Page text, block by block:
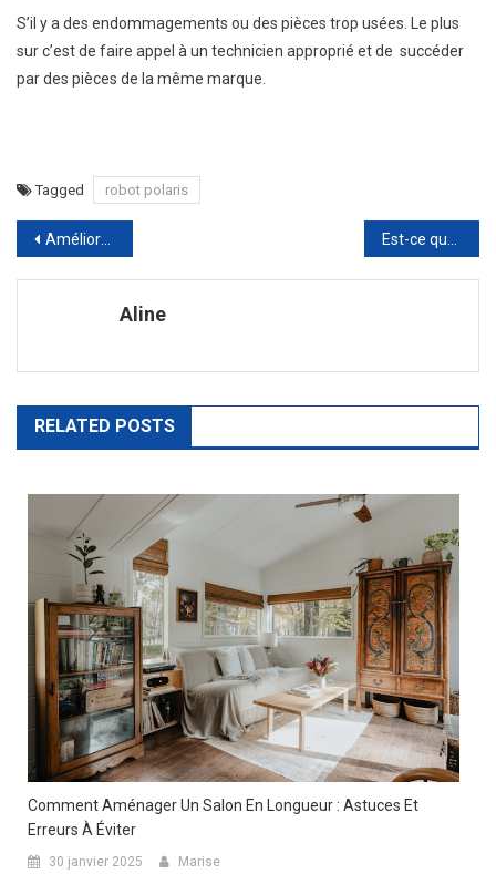
S’il y a des endommagements ou des pièces trop usées. Le plus
sur c’est de faire appel à un technicien approprié et de succéder
par des pièces de la même marque.
Tagged robot polaris
Navigation
de
l’article
Améliorez l’autonomie de la batterie de votre ordinateur portable
Aline
RELATED POSTS
Comment Aménager Un Salon En Longueur : Astuces Et
Erreurs À Éviter
30 janvier 2025 Marise